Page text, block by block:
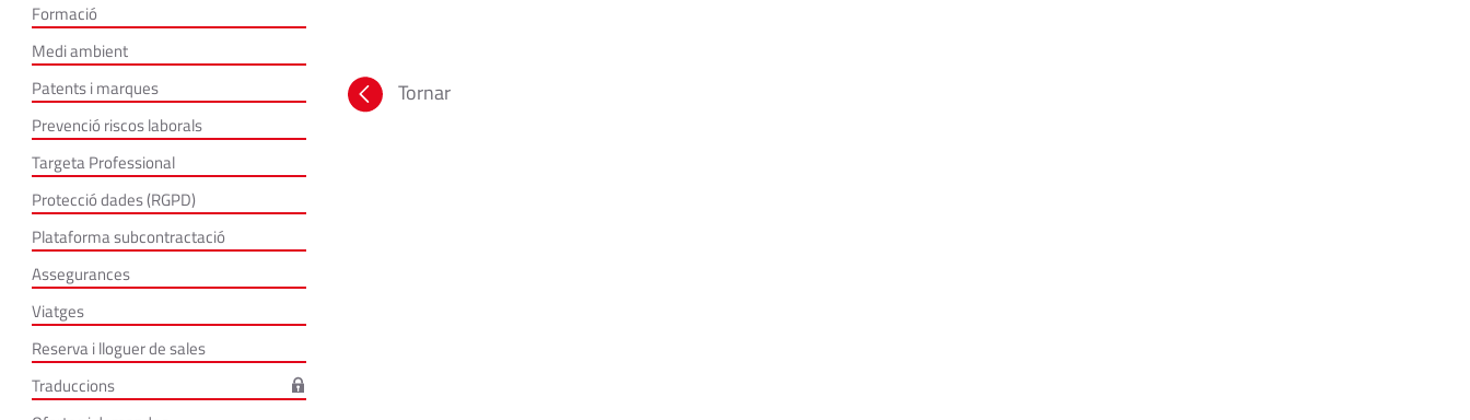
Formació
Medi ambient
Patents i marques
Prevenció riscos laborals
Targeta Professional
Protecció dades (RGPD)
Plataforma subcontractació
Assegurances
Viatges
Reserva i lloguer de sales
Traduccions
Tornar